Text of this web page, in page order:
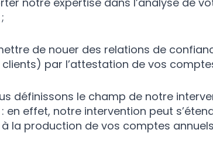
de nouer des relations de
clients) par l’attestation de vos
définissons le champ de notre
en effet, notre intervention peut
la production de vos comptes